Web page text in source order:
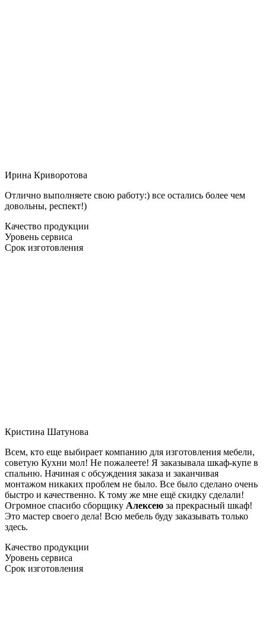
Ирина Криворотова
Отлично выполняете свою работу:) все остались более чем
довольны, респект!)
Качество продукции
Уровень сервиса
Срок изготовления
Кристина Шатунова
Всем, кто еще выбирает компанию для изготовления мебели,
советую Кухни мол! Не пожалеете! Я заказывала шкаф-купе в
спальню. Начиная с обсуждения заказа и заканчивая
монтажом никаких проблем не было. Все было сделано очень
быстро и качественно. К тому же мне ещё скидку сделали!
Огромное спасибо сборщику Алексею за прекрасный шкаф!
Это мастер своего дела! Всю мебель буду заказывать только
здесь.
Качество продукции
Уровень сервиса
Срок изготовления